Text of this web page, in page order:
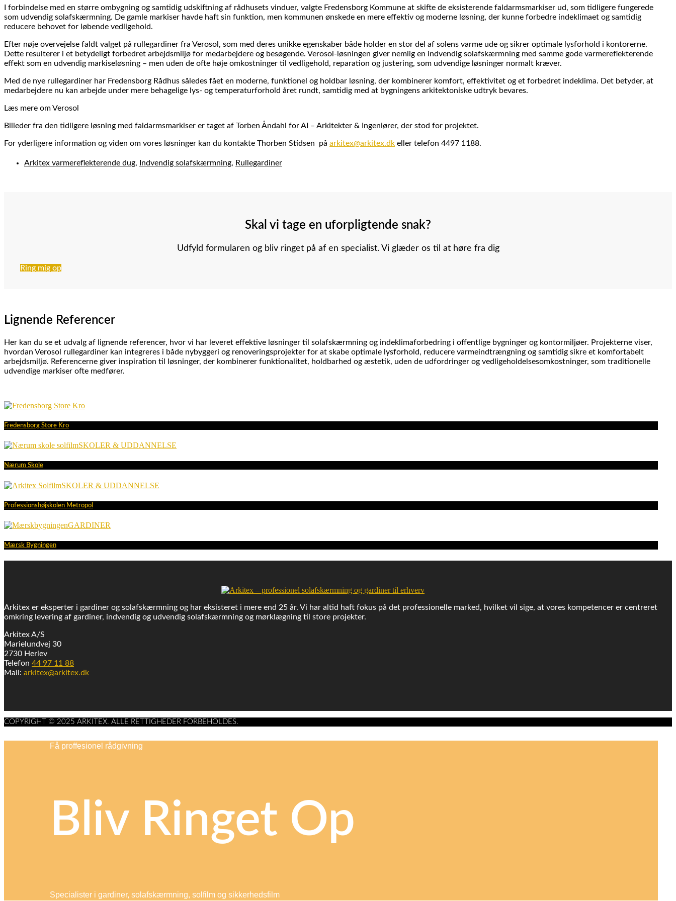
I forbindelse med en større ombygning og samtidig udskiftning af rådhusets vinduer, valgte Fredensborg Kommune at skifte de eksisterende faldarmsmarkiser ud, som tidligere fungerede
som udvendig solafskærmning. De gamle markiser havde haft sin funktion, men kommunen ønskede en mere effektiv og moderne løsning, der kunne forbedre indeklimaet og samtidig
reducere behovet for løbende vedligehold.
Efter nøje overvejelse faldt valget på rullegardiner fra Verosol, som med deres unikke egenskaber både holder en stor del af solens varme ude og sikrer optimale lysforhold i kontorerne.
Dette resulterer i et betydeligt forbedret arbejdsmiljø for medarbejdere og besøgende. Verosol-løsningen giver nemlig en indvendig solafskærmning med samme gode varmereflekterende
effekt som en udvendig markiseløsning – men uden de ofte høje omkostninger til vedligehold, reparation og justering, som udvendige løsninger normalt kræver.
Med de nye rullegardiner har Fredensborg Rådhus således fået en moderne, funktionel og holdbar løsning, der kombinerer komfort, effektivitet og et forbedret indeklima. Det betyder, at
medarbejdere nu kan arbejde under mere behagelige lys- og temperaturforhold året rundt, samtidig med at bygningens arkitektoniske udtryk bevares.
Læs mere om Verosol
Billeder fra den tidligere løsning med faldarmsmarkiser er taget af Torben Åndahl for AI – Arkitekter & Ingeniører, der stod for projektet.
For yderligere information og viden om vores løsninger kan du kontakte Thorben Stidsen på arkitex@arkitex.dk eller telefon 4497 1188.
Arkitex varmereflekterende dug, Indvendig solafskærmning, Rullegardiner
Skal vi tage en uforpligtende snak?
Udfyld formularen og bliv ringet på af en specialist. Vi glæder os til at høre fra dig
Ring mig op
Lignende Referencer
Her kan du se et udvalg af lignende referencer, hvor vi har leveret effektive løsninger til solafskærmning og indeklimaforbedring i offentlige bygninger og kontormiljøer. Projekterne viser,
hvordan Verosol rullegardiner kan integreres i både nybyggeri og renoveringsprojekter for at skabe optimale lysforhold, reducere varmeindtrængning og samtidig sikre et komfortabelt
arbejdsmiljø. Referencerne giver inspiration til løsninger, der kombinerer funktionalitet, holdbarhed og æstetik, uden de udfordringer og vedligeholdelsesomkostninger, som traditionelle
udvendige markiser ofte medfører.
Fredensborg Store Kro
SKOLER & UDDANNELSE
Nærum Skole
SKOLER & UDDANNELSE
Professionshøjskolen Metropol
GARDINER
Mærsk Bygningen
Arkitex er eksperter i gardiner og solafskærmning og har eksisteret i mere end 25 år. Vi har altid haft fokus på det professionelle marked, hvilket vil sige, at vores kompetencer er centreret
omkring levering af gardiner, indvendig og udvendig solafskærmning og mørklægning til store projekter.
Arkitex A/S
Marielundvej 30
2730 Herlev
Telefon 44 97 11 88
Mail: arkitex@arkitex.dk
COPYRIGHT © 2025 ARKITEX. ALLE RETTIGHEDER FORBEHOLDES.
Få proffesionel rådgivning
Bliv Ringet Op
Specialister i gardiner, solafskærmning, solfilm og sikkerhedsfilm